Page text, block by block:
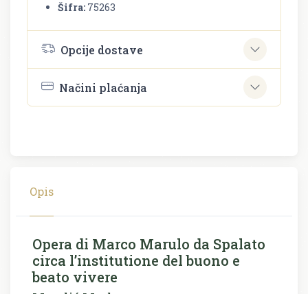
Šifra: 75263
Opcije dostave
Načini plaćanja
Opis
Opera di Marco Marulo da Spalato
circa l’institutione del buono e
beato vivere